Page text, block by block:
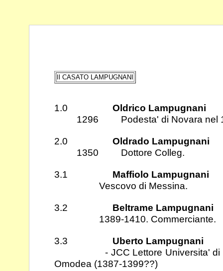
Il CASATO LAMPUGNANI
1.0 Oldrico Lampugnani
1296 Podesta' di Novara nel
2.0 Oldrado Lampugnani
1350 Dottore Colleg.
3.1 Maffiolo Lampugnani
Vescovo di Messina.
3.2 Beltrame Lampugnani
1389-1410. Commerciante.
3.3 Uberto Lampugnani
- JCC Lettore Universita' di
Omodea (1387-1399??)